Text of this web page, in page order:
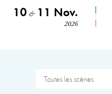
10 &11 Nov.
2026
Toutes les scènes